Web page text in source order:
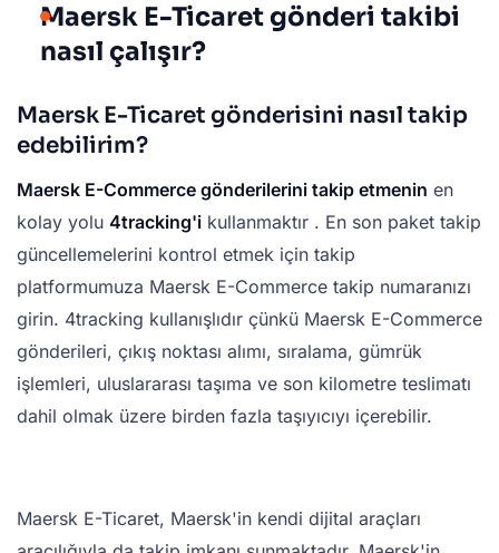
Maersk E-Ticaret gönderi takibi
nasıl çalışır?
Maersk E-Ticaret gönderisini nasıl takip
edebilirim?
Maersk E-Commerce gönderilerini takip etmenin en
kolay yolu 4tracking'i kullanmaktır . En son paket takip
güncellemelerini kontrol etmek için takip
platformumuza Maersk E-Commerce takip numaranızı
girin. 4tracking kullanışlıdır çünkü Maersk E-Commerce
gönderileri, çıkış noktası alımı, sıralama, gümrük
işlemleri, uluslararası taşıma ve son kilometre teslimatı
dahil olmak üzere birden fazla taşıyıcıyı içerebilir.
Maersk E-Ticaret, Maersk'in kendi dijital araçları